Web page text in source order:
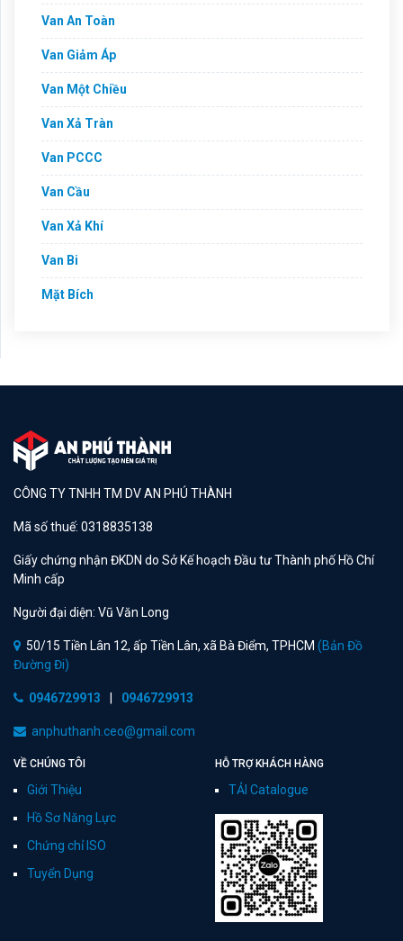
Van An Toàn
Van Giảm Áp
Van Một Chiều
Van Xả Tràn
Van PCCC
Van Cầu
Van Xả Khí
Van Bi
Mặt Bích
CÔNG TY TNHH TM DV AN PHÚ THÀNH
Mã số thuế: 0318835138
Giấy chứng nhận ĐKDN do Sở Kế hoạch Đầu tư Thành phố Hồ Chí
Minh cấp
Người đại diện: Vũ Văn Long
50/15 Tiền Lân 12, ấp Tiền Lân, xã Bà Điểm, TPHCM (Bản Đồ
Đường Đi)
0946729913 0946729913
anphuthanh.ceo@gmail.com
VỀ CHÚNG TÔI
Giới Thiệu
Hồ Sơ Năng Lực
Chứng chỉ ISO
Tuyển Dụng
HỖ TRỢ KHÁCH HÀNG
TẢI Catalogue